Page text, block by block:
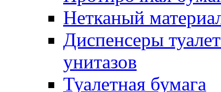
Нетканый
Диспенсеры
унитазов
Туалетная бумага